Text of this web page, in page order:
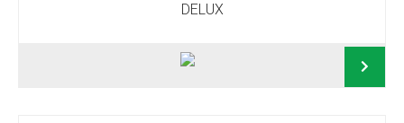
DELUX